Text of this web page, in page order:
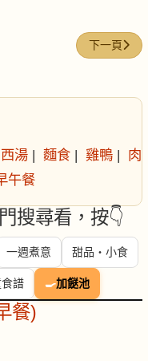
下一篇文章
下一頁
西湯 | 麵食 | 雞鴨 | 肉
午餐
搜尋看，按👇
一週煮意 甜品・小食
食譜 🍳加餸池
餐)